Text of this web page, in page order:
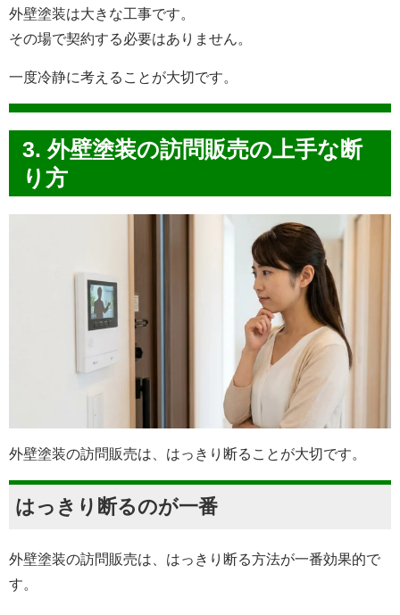
外壁塗装は大きな工事です。
その場で契約する必要はありません。
一度冷静に考えることが大切です。
3. 外壁塗装の訪問販売の上手な断
り方
外壁塗装の訪問販売は、はっきり断ることが大切です。
はっきり断るのが一番
外壁塗装の訪問販売は、はっきり断る方法が一番効果的で
す。